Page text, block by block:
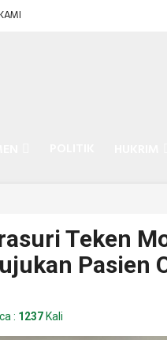
Teken
Pasien
: 1237 Kali